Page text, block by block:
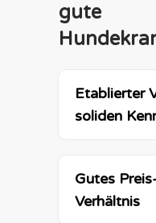
gute
Etablierter
soliden
Gutes
Verhältnis